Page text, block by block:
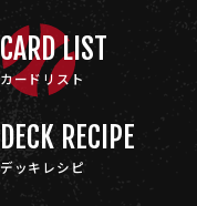
CARD LIST
カードリスト
DECK RECIPE
デッキレシピ